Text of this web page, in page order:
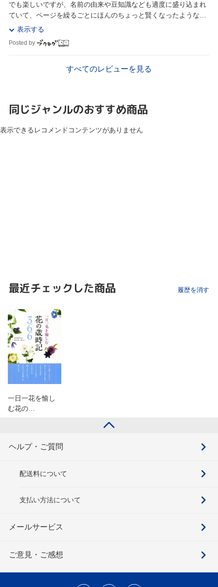
でも楽しいですが、名前の由来や豆知識なども適度に盛り込まれ
ていて、ページを繰るごとにほんのちょっと賢くなったような気
になれます（すぐ忘れちゃうけど…）。 「今日は...
表示する
Posted by
すべてのレビューを見る
同じジャンルのおすすめ商品
表示できるレコメンドコンテンツがありません
最近チェックした商品 履歴を消す
一日一花を愉し
む花の…
ヘルプ・ご質問
配送料について
支払い方法について
メールサービス
ご意見・ご感想